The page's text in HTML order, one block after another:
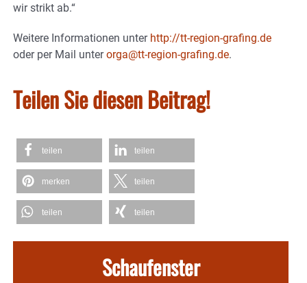
wir strikt ab.“
Weitere Informationen unter http://tt-region-grafing.de
oder per Mail unterorga@tt-region-grafing.de.
Teilen Sie diesen Beitrag!
teilen teilen
merken teilen
teilen teilen
Schaufenster